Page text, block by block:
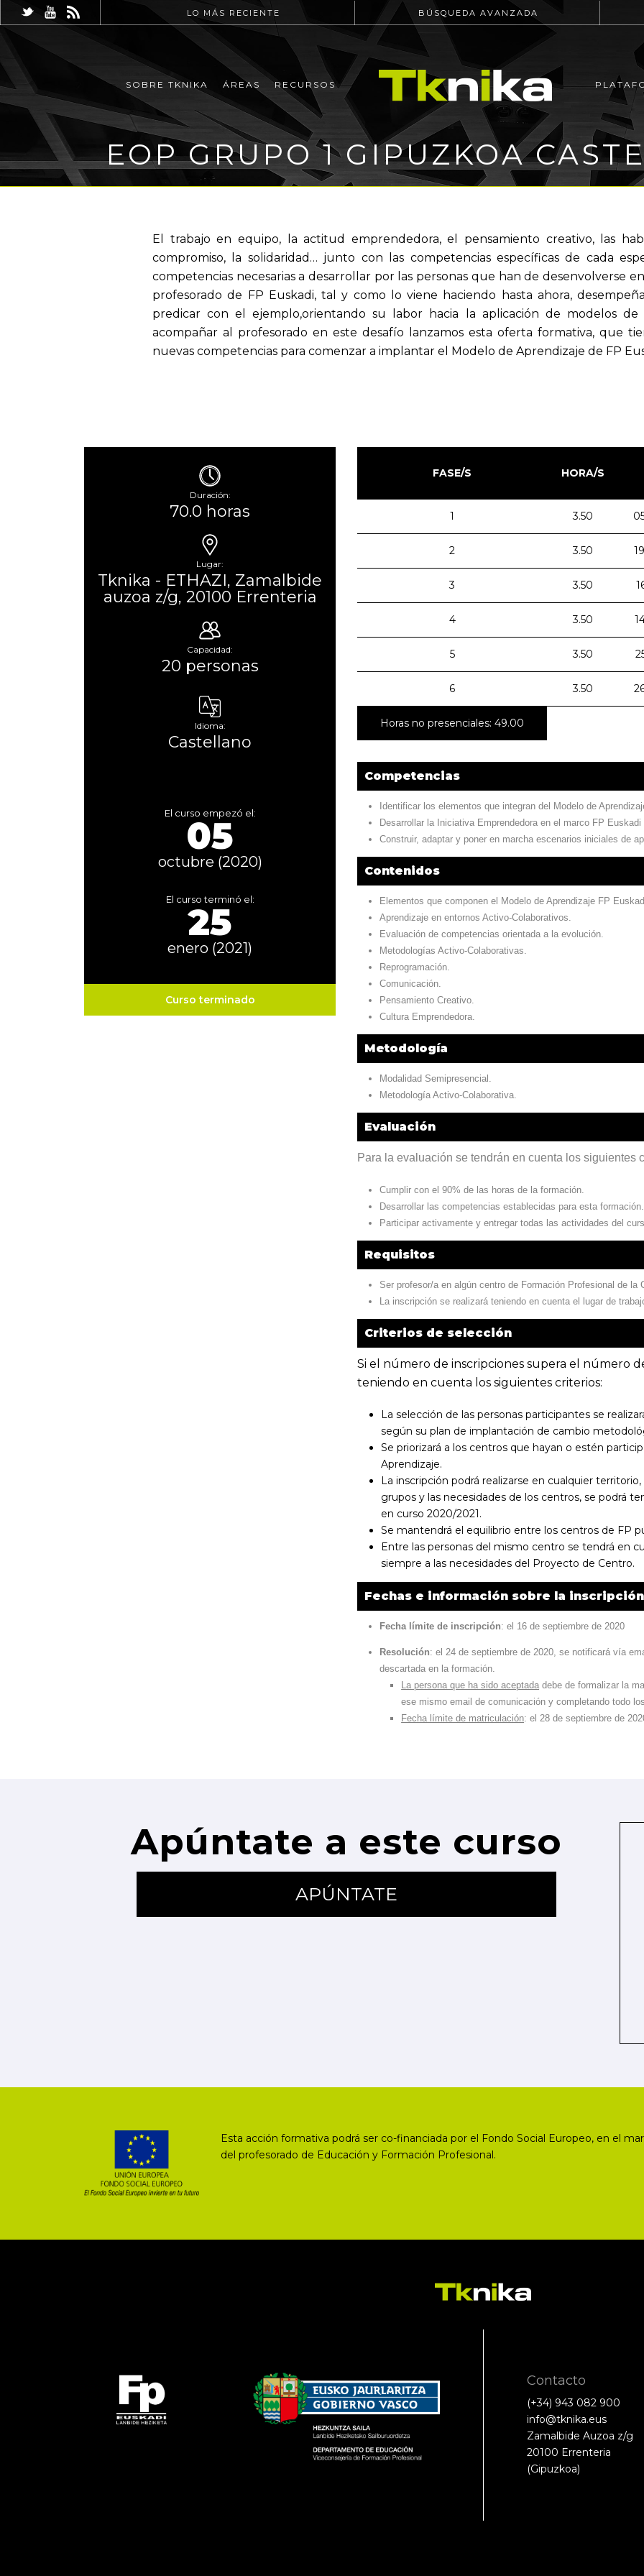
LO MÁS RECIENTE BÚSQUEDA AVANZADA
SOBRE TKNIKA ÁREAS RECURSOS
EOP GRUPO 1 GIPUZKOA
El trabajo en equipo, la actitud emprendedora, el pensamiento creativo, las
compromiso, la solidaridad… junto con las competencias específicas de cada
competencias necesarias a desarrollar por las personas que han de desenvolverse
profesorado de FP Euskadi, tal y como lo viene haciendo hasta ahora,
predicar con el ejemplo,orientando su labor hacia la aplicación de modelos de
acompañar al profesorado en este desafío lanzamos esta oferta formativa, que
nuevas competencias para comenzar a implantar el Modelo de Aprendizaje de FP
Duración:
70.0 horas
Lugar:
Tknika - ETHAZI, Zamalbide
auzoa z/g, 20100 Errenteria
Capacidad:
20 personas
Idioma:
Castellano
El curso empezó el:
05
octubre (2020)
El curso terminó el:
25
enero (2021)
Curso terminado
FASE/S HORA/S
1 3.50
2 3.50
3 3.50
4 3.50
5 3.50
6 3.50
Horas no presenciales: 49.00
Competencias
Identificar los elementos que integran del Modelo de
Desarrollar la Iniciativa Emprendedora en el marco FP Euskadi
Construir, adaptar y poner en marcha escenarios iniciales de
Contenidos
Elementos que componen el Modelo de Aprendizaje FP
Aprendizaje en entornos Activo-Colaborativos.
Evaluación de competencias orientada a la evolución.
Metodologías Activo-Colaborativas.
Reprogramación.
Comunicación.
Pensamiento Creativo.
Cultura Emprendedora.
Metodología
Modalidad Semipresencial.
Metodología Activo-Colaborativa.
Evaluación
Para la evaluación se tendrán en cuenta los siguientes
Cumplir con el 90% de las horas de la formación.
Desarrollar las competencias establecidas para esta formación.
Participar activamente y entregar todas las actividades del
Requisitos
Ser profesor/a en algún centro de Formación Profesional de la
La inscripción se realizará teniendo en cuenta el lugar de
Criterios de selección
Si el número de inscripciones supera el número
teniendo en cuenta los siguientes criterios:
La selección de las personas participantes se
según su plan de implantación de cambio
Se priorizará a los centros que hayan o estén
Aprendizaje.
La inscripción podrá realizarse en cualquier
grupos y las necesidades de los centros, se podrá
en curso 2020/2021.
Se mantendrá el equilibrio entre los centros de FP
Entre las personas del mismo centro se tendrá en
siempre a las necesidades del Proyecto de Centro.
Fechas e información sobre la inscripción
Fecha límite de inscripción: el 16 de septiembre de 2020
Resolución: el 24 de septiembre de 2020, se notificará vía
descartada en la formación.
La persona que ha sido aceptada debe de formalizar la
ese mismo email de comunicación y completando todo
Fecha límite de matriculación: el 28 de septiembre de
Apúntate a este curso
APÚNTATE
Esta acción formativa podrá ser co-financiada por el Fondo Social Europeo, en el
del profesorado de Educación y Formación Profesional.
Contacto
(+34) 943 082 900
info@tknika.eus
Zamalbide Auzoa z/g
20100 Errenteria
(Gipuzkoa)